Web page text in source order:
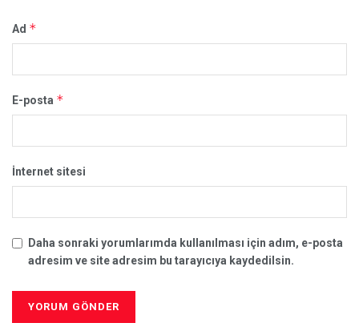
Ad *
E-posta *
İnternet sitesi
Daha sonraki yorumlarımda kullanılması için adım, e-posta
adresim ve site adresim bu tarayıcıya kaydedilsin.